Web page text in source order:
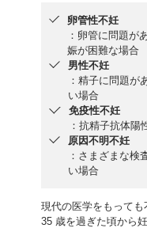
卵管性不妊
：卵管に問題が
娠が困難な場合
男性不妊
：精子に問題が
い場合
免疫性不妊
：抗精子抗体陽
原因不明不妊
：さまざまな検
い場合
現代の医学をもっても
35 歳を過ぎた頃から